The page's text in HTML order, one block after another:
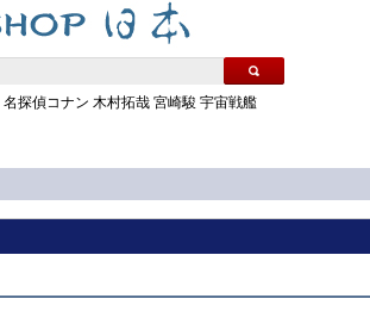
名探偵コナン 木村拓哉 宮崎駿 宇宙戦艦